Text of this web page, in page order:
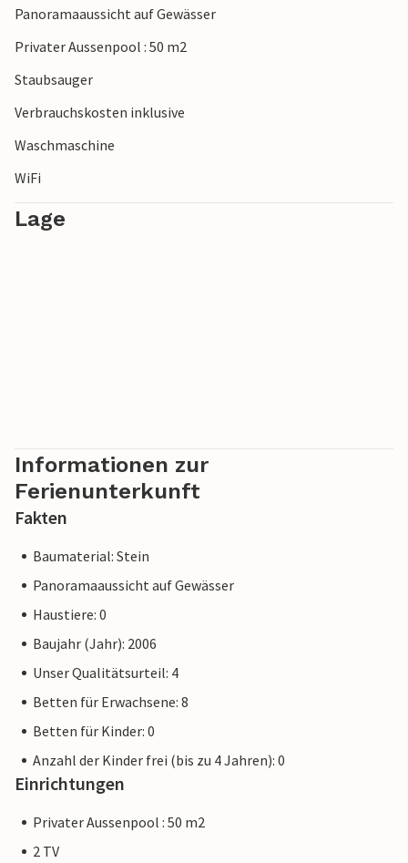
Panoramaaussicht auf Gewässer
Privater Aussenpool : 50 m2
Staubsauger
Verbrauchskosten inklusive
Waschmaschine
WiFi
Lage
Informationen zur
Ferienunterkunft
Fakten
Baumaterial: Stein
Panoramaaussicht auf Gewässer
Haustiere: 0
Baujahr (Jahr): 2006
Unser Qualitätsurteil: 4
Betten für Erwachsene: 8
Betten für Kinder: 0
Anzahl der Kinder frei (bis zu 4 Jahren): 0
Einrichtungen
Privater Aussenpool : 50 m2
2 TV